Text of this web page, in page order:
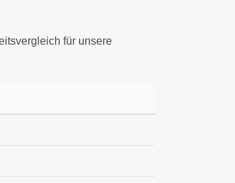
für unsere